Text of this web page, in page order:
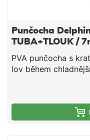
Punčocha
TUBA+TLOUK /
PVA punčocha s
lov během
dnu. Jedná se o
díky důkladnému
trhání punčochy a
jemnými částicemi,